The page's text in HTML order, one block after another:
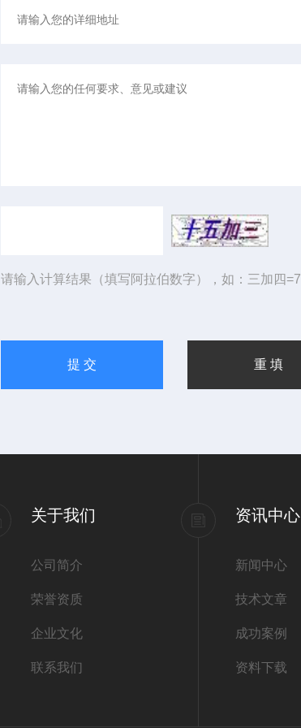
请输入计算结果（填写阿拉伯数字），如：三加四=7
关于我们
公司简介
荣誉资质
企业文化
联系我们
资讯中心
新闻中心
技术文章
成功案例
资料下载